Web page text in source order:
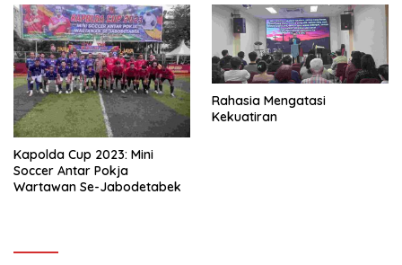
Kapolda Cup 2023: Mini
Soccer Antar Pokja
Wartawan Se-Jabodetabek
Rahasia Mengatasi
Kekuatiran